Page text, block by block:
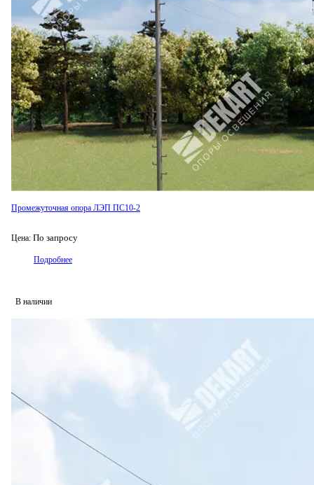
Промежуточная опора ЛЭП ПС10-2
Цена: По запросу
Подробнее
В наличии